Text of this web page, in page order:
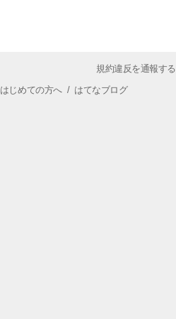
規約違反を通報する
はじめての方へ/ はてなブログ